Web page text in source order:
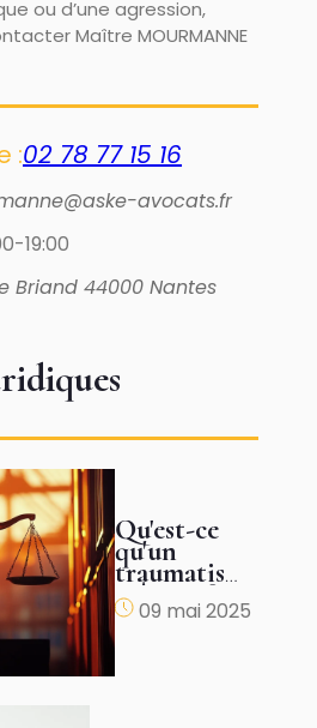
ou d’une agression,
Maître MOURMANNE
:02 78 77 15 16
avocats.fr
19:00
Briand44000 Nantes
Qu'est-ce
qu'un
traumatisme
crânien ?
09 mai 2025